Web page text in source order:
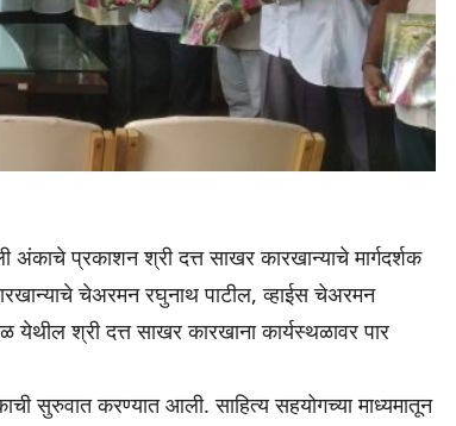
अंकाचे प्रकाशन श्री दत्त साखर कारखान्याचे मार्गदर्शक
चेअरमन रघुनाथ पाटील, व्हाईस चेअरमन
येथील श्री दत्त साखर कारखाना कार्यस्थळावर पार
सुरुवात करण्यात आली. साहित्य सहयोगच्या माध्यमातून